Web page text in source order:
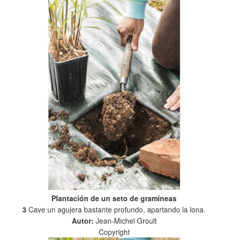
Plantación de un seto de gramíneas
3 Cave un agujera bastante profundo, apartando la lona.
Autor: Jean-Michel Groult
Copyright